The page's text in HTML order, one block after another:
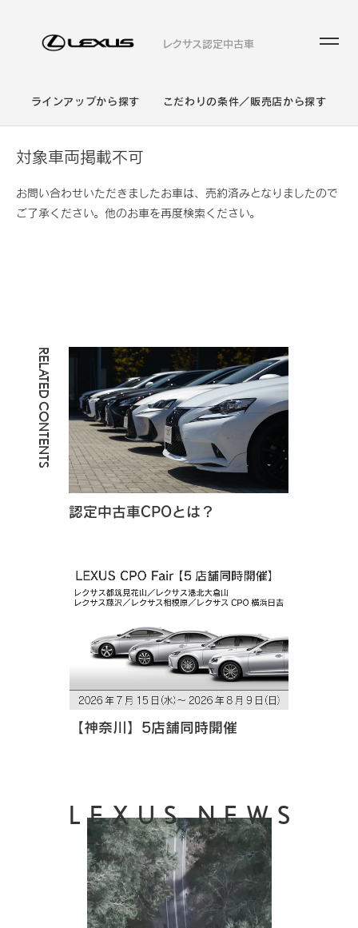
レクサス認定中古車
ラインアップから探す こだわりの条件／販売店から探す
対象車両掲載不可
お問い合わせいただきましたお車は、売約済みとなりましたので
ご了承ください。他のお車を再度検索ください。
RELATED CONTENTS
認定中古車CPOとは？
【神奈川】5店舗同時開催
LEXUS NEWS